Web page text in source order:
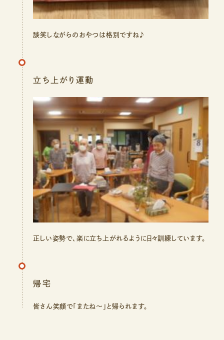
談笑しながらのおやつは格別ですね♪
立ち上がり運動
正しい姿勢で、楽に立ち上がれるように日々訓練しています。
帰宅
皆さん笑顔で「またね～」と帰られます。